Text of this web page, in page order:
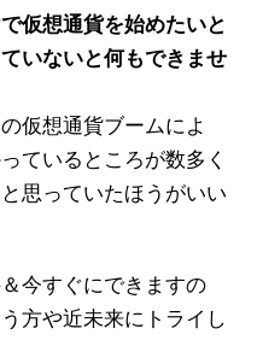
仮想通貨を始めたいと
いないと何もできませ
仮想通貨ブームによ
ているところが数多く
思っていたほうがいい
今すぐにできますの
方や近未来にトライし